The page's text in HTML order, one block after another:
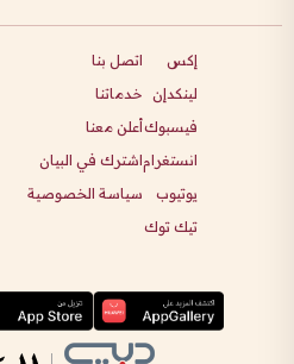
إكس
لينكدإن
فيسبوك
انستغرام
يوتيوب
تيك توك
اتصل بنا
خدماتنا
أعلن معنا
اشترك في البيان
سياسة الخصوصية